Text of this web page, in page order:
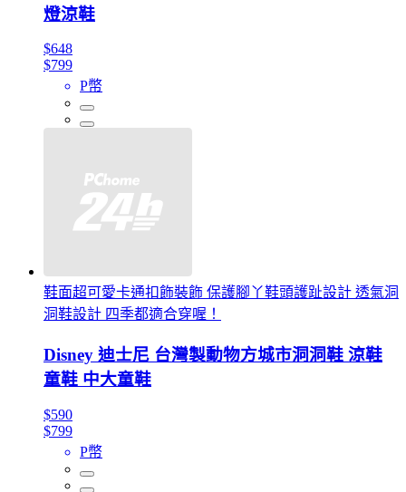
燈涼鞋
$648
$799
P幣
鞋面超可愛卡通扣飾裝飾 保護腳丫鞋頭護趾設計 透氣洞
洞鞋設計 四季都適合穿喔！
Disney 迪士尼 台灣製動物方城市洞洞鞋 涼鞋
童鞋 中大童鞋
$590
$799
P幣